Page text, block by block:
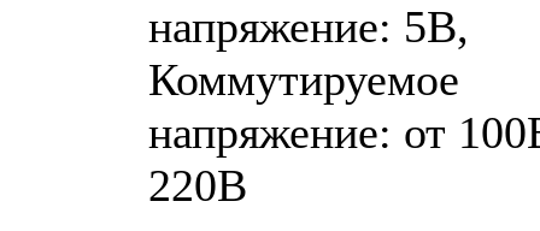
напряжение: 5В,
Коммутируемое
напряжение: от
220В